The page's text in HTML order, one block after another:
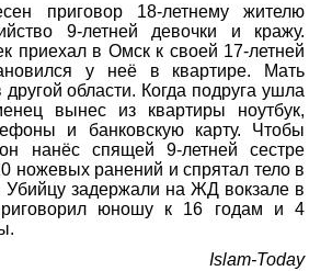
приговор 18-летнему жителю
9-летней девочки и кражу.
приехал в Омск к своей 17-летней
у неё в квартире. Мать
области. Когда подруга ушла
вынес из квартиры ноутбук,
и банковскую карту. Чтобы
нанёс спящей 9-летней сестре
ножевых ранений и спрятал тело в
Убийцу задержали на ЖД вокзале в
юношу к 16 годам и 4
Islam-Today